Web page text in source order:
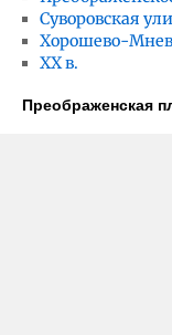
Суворовская
Хорошево-
ХХ в.
Преображенская